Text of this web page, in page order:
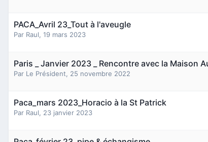
PACA_Avril 23_Tout à l'aveugle
Par Raul, 19 mars 2023
Paris _ Janvier 2023 _ Rencontre avec la Maison
Par Le Président 25 novembre 2022
Paca_mars 2023_Horacio à la St Patrick
Par Raul, 23 janvier 2023